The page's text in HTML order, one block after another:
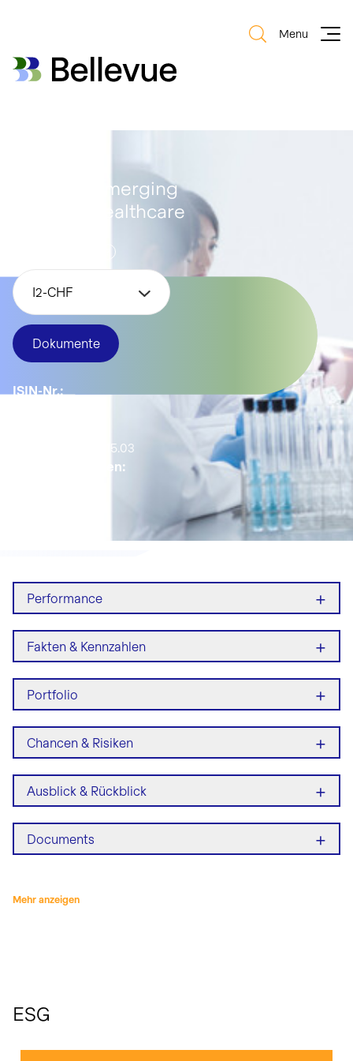
Bellevue Group AG
Menu
Bellevue Emerging
Markets Healthcare
I2-CHF
Dokumente
ISIN-Nr.:
15.03
Anzahl Positionen:
Performance +
Fakten & Kennzahlen +
Portfolio +
Chancen & Risiken +
Ausblick & Rückblick +
Documents +
Mehr anzeigen
ESG